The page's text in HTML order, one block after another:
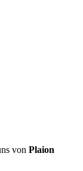
von Plaion